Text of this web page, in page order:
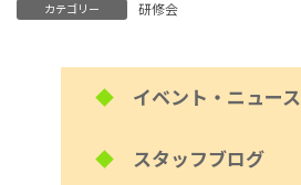
カテゴリー 研修会
◆ イベント・ニュース
◆ スタッフブログ